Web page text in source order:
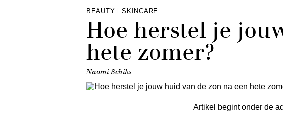
BEAUTY SKINCARE
Hoe herstel je
hete zomer?
Naomi Schiks
Artikel begint onder de